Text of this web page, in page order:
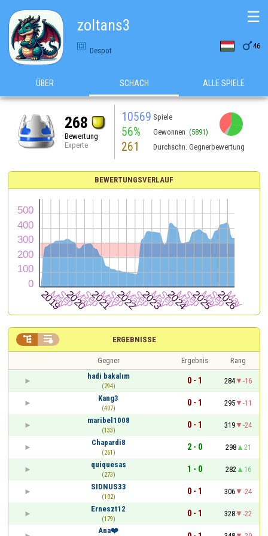
zoltans3
Despot 46
☰
ÜBER SCHACH ALLE SPIELE
268
Bewertung
Experte
10569 Spiele
56% Gewonnen (5891)
261 Durchschn. Gegnerbewertung
BEWERTUNGSVERLAUF
ERGEBNISSE
 
Gegner Ergebnis
Rang
hadi bakalım
(294)
0 - 1 284
-16
Kang3
(407)
0 - 1 295
-11
maribel1008
(133)
0 - 1 319
-24
Chapardi8
(261)
2 - 0 298
21
quiquesas
(273)
1 - 0 282
16
SIDNUS33
(102)
0 - 1 306
-24
Erneszt12
(179)
0 - 1 328
-22
Ana❤️